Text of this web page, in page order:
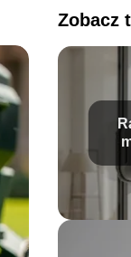
Zobacz